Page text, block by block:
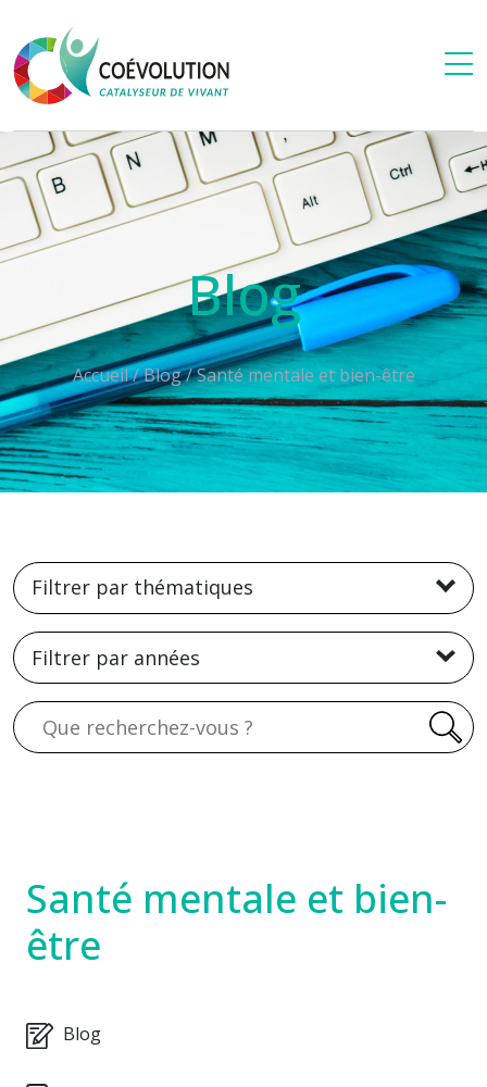
Blog
Accueil/Blog/Santé mentale et bien-être
Filtrer par thématiques
Filtrer par années
Santé mentale et bien-
être
Blog